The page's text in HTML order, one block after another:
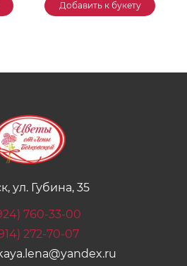
Добавить к букету
ул. Губина, 35
760-33-00
272-70-07